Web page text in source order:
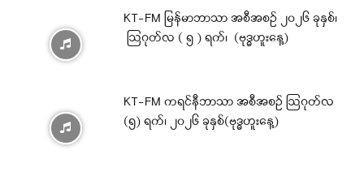
KT-FM မြန်မာဘာသာ အစီအစဉ် ၂၀၂၆ ခုနှစ်၊
ဩဂုတ်လ ( ၅ ) ရက်၊ (ဗုဒ္ဓဟူးနေ့)
KT-FM ကရင်နီဘာသာ အစီအစဉ် ဩဂုတ်လ
(၅) ရက်၊ ၂၀၂၆ ခုနှစ်(ဗုဒ္ဓဟူးနေ့)